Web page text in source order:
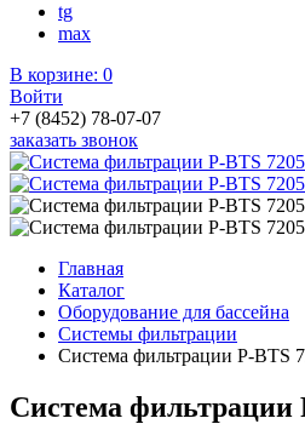
tg
max
В корзине: 0
Войти
+7 (8452) 78-07-07
заказать звонок
Главная
Каталог
Оборудование для бассейна
Системы фильтрации
Система фильтрации P-BTS
Система фильтрации